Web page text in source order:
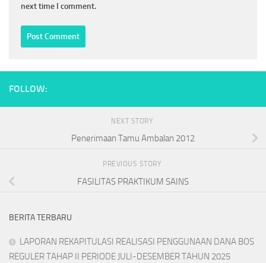
next time I comment.
FOLLOW:
NEXT STORY
Penerimaan Tamu Ambalan 2012
PREVIOUS STORY
FASILITAS PRAKTIKUM SAINS
BERITA TERBARU
LAPORAN REKAPITULASI REALISASI PENGGUNAAN DANA BOS
REGULER TAHAP II PERIODE JULI-DESEMBER TAHUN 2025